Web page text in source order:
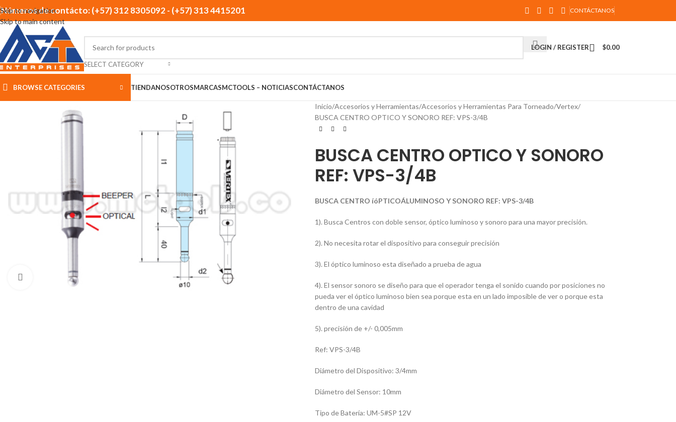
Skip to navigation
Skip to main content
Números de contácto: (+57) 312 8305092 - (+57) 313 4415201 CONTÁCTANOS
SELECT CATEGORY
LOGIN / REGISTER $0.00
BROWSE CATEGORIES TIENDANOSOTROSMARCASMCTOOLS – NOTICIASCONTÁCTANOS
Click to enlarge
Inicio Accesorios y Herramientas Accesorios y Herramientas Para Torneado Vertex
BUSCA CENTRO OPTICO Y SONORO REF: VPS-3/4B
BUSCA CENTRO OPTICO Y SONORO
REF: VPS-3/4B
BUSCA CENTRO íóPTICOÁLUMINOSO Y SONORO REF: VPS-3/4B
1). Busca Centros con doble sensor, óptico luminoso y sonoro para una mayor precisión.
2). No necesita rotar el dispositivo para conseguir precisión
3). El óptico luminoso esta diseñado a prueba de agua
4). El sensor sonoro se diseño para que el operador tenga el sonido cuando por posiciones no
pueda ver el óptico luminoso bien sea porque esta en un lado imposible de ver o porque esta
dentro de una cavidad
5). precisión de +/- 0,005mm
Ref: VPS-3/4B
Diámetro del Dispositivo: 3/4mm
Diámetro del Sensor: 10mm
Tipo de Baterí­a: UM-5#SP 12V